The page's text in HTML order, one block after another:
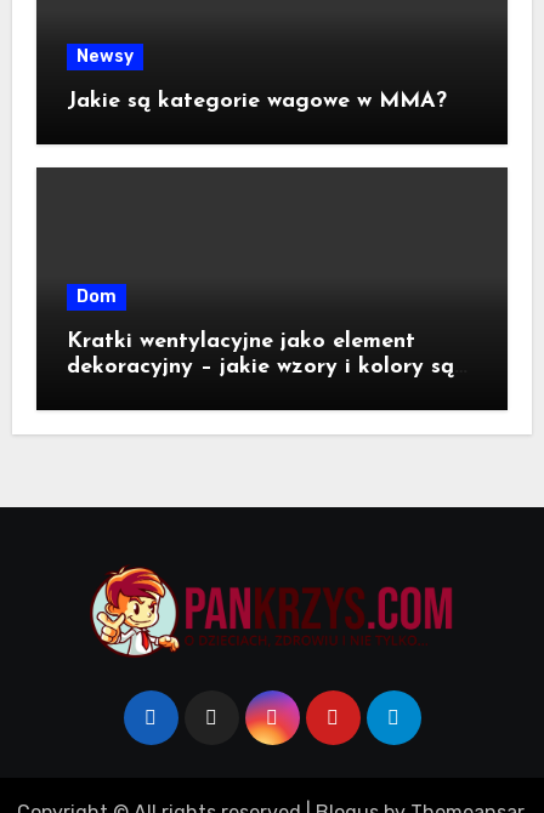
Newsy
Jakie są kategorie wagowe w MMA?
Dom
Kratki wentylacyjne jako element
dekoracyjny – jakie wzory i kolory są